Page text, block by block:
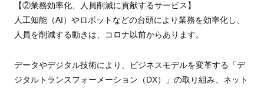
【②業務効率化、人員削減に貢献するサービス】
人工知能（AI）やロボットなどの台頭により業務を効率化し、
人員を削減する動きは、コロナ以前からあります。
データやデジタル技術により、ビジネスモデルを変革する「デ
ジタルトランスフォーメーション（DX）」の取り組み、ネット